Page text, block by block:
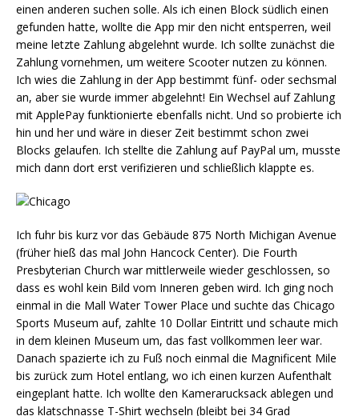
einen anderen suchen solle. Als ich einen Block südlich einen
gefunden hatte, wollte die App mir den nicht entsperren, weil
meine letzte Zahlung abgelehnt wurde. Ich sollte zunächst die
Zahlung vornehmen, um weitere Scooter nutzen zu können.
Ich wies die Zahlung in der App bestimmt fünf- oder sechsmal
an, aber sie wurde immer abgelehnt! Ein Wechsel auf Zahlung
mit ApplePay funktionierte ebenfalls nicht. Und so probierte ich
hin und her und wäre in dieser Zeit bestimmt schon zwei
Blocks gelaufen. Ich stellte die Zahlung auf PayPal um, musste
mich dann dort erst verifizieren und schließlich klappte es.
Ich fuhr bis kurz vor das Gebäude 875 North Michigan Avenue
(früher hieß das mal John Hancock Center). Die Fourth
Presbyterian Church war mittlerweile wieder geschlossen, so
dass es wohl kein Bild vom Inneren geben wird. Ich ging noch
einmal in die Mall Water Tower Place und suchte das Chicago
Sports Museum auf, zahlte 10 Dollar Eintritt und schaute mich
in dem kleinen Museum um, das fast vollkommen leer war.
Danach spazierte ich zu Fuß noch einmal die Magnificent Mile
bis zurück zum Hotel entlang, wo ich einen kurzen Aufenthalt
eingeplant hatte. Ich wollte den Kamerarucksack ablegen und
das klatschnasse T-Shirt wechseln (bleibt bei 34 Grad